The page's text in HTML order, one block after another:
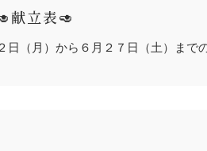
献立表🥑
日（月）から６月２７日（土）まで